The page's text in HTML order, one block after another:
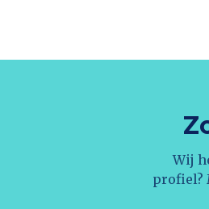
Wij
profiel?